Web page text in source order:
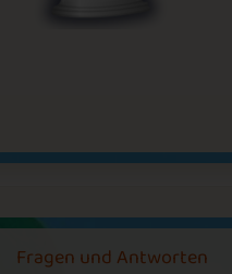
Wondering Why
Fragen und Antworten